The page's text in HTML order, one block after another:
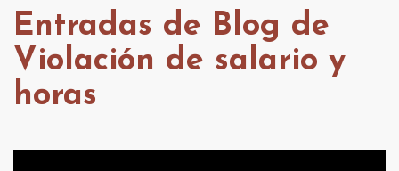
Entradas de Blog de
Violación de salario y
horas